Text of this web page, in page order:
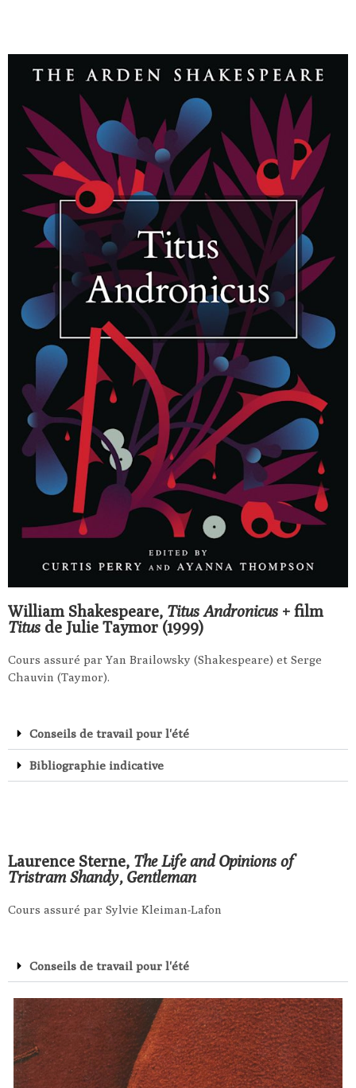
William Shakespeare, Titus Andronicus + film
Titus de Julie Taymor (1999)
Cours assuré par Yan Brailowsky (Shakespeare) et Serge
Chauvin (Taymor).
Conseils de travail pour l'été
Bibliographie indicative
Laurence Sterne, The Life and Opinions of
Tristram Shandy, Gentleman
Cours assuré par Sylvie Kleiman-Lafon
Conseils de travail pour l'été